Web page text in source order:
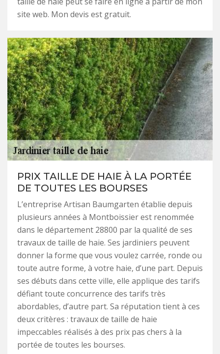
site web. Mon devis est gratuit.
PRIX TAILLE DE HAIE À LA PORTÉE
DE TOUTES LES BOURSES
L’entreprise Artisan Baumgarten établie depuis
plusieurs années à Montboissier est renommée
dans le département 28800 par la qualité de ses
travaux de taille de haie. Ses jardiniers peuvent
donner la forme que vous voulez carrée, ronde ou
toute autre forme, à votre haie, d’une part. Depuis
ses débuts dans cette ville, elle applique des tarifs
défiant toute concurrence des tarifs très
abordables, d’autre part. Sa réputation tient à ces
deux critères : travaux de taille de haie
impeccables réalisés à des prix pas chers à la
portée de toutes les bourses.